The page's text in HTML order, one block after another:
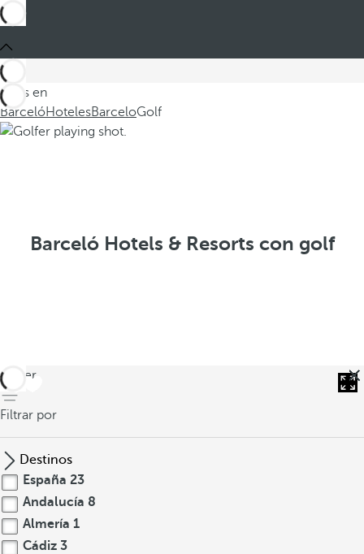
Estás en
BarcelóHotelesBarceloGolf
Barceló Hotels & Resorts con golf
volver
Filtrar por
Destinos
España 23
Andalucía 8
Almería 1
Cádiz 3